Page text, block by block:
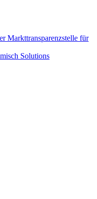
Markttransparenzstelle für
Solutions